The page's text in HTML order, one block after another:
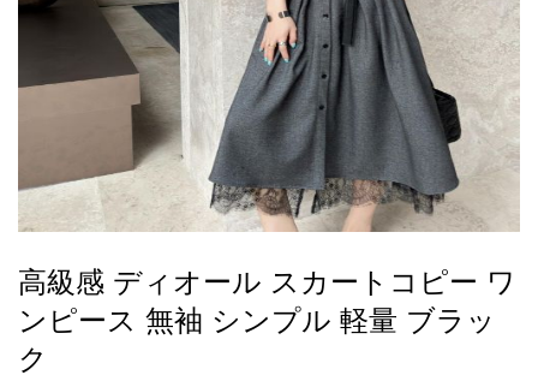
理
お
す
す
め
高級感 ディオール スカートコピー ワ
ンピース 無袖 シンプル 軽量 ブラッ
ク